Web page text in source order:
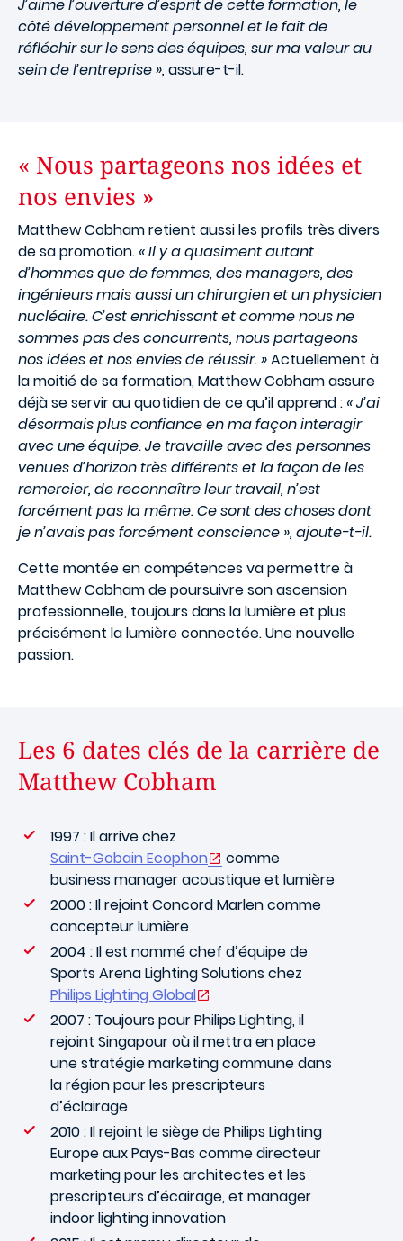
J’aime l’ouverture d’esprit de cette formation, le
côté développement personnel et le fait de
réfléchir sur le sens des équipes, sur ma valeur au
sein de l’entreprise », assure-t-il.
« Nous partageons nos idées et
nos envies »
Matthew Cobham retient aussi les profils très divers
de sa promotion.« Il y a quasiment autant
d’hommes que de femmes, des managers, des
ingénieurs mais aussi un chirurgien et un physicien
nucléaire. C’est enrichissant et comme nous ne
sommes pas des concurrents, nous partageons
nos idées et nos envies de réussir. »Actuellement à
la moitié de sa formation, Matthew Cobham assure
déjà se servir au quotidien de ce qu’il apprend :« J’ai
désormais plus confiance en ma façon interagir
avec une équipe. Je travaille avec des personnes
venues d’horizon très différents et la façon de les
remercier, de reconnaître leur travail, n’est
forcément pas la même. Ce sont des choses dont
je n’avais pas forcément conscience », ajoute-t-il.
Cette montée en compétences va permettre à
Matthew Cobham de poursuivre son ascension
professionnelle, toujours dans la lumière et plus
précisément la lumière connectée. Une nouvelle
passion.
Les 6 dates clés de la carrière de
Matthew Cobham
1997 : Il arrive chez
Saint-Gobain Ecophon
comme
business manager acoustique et lumière
2000 : Il rejoint Concord Marlen comme
concepteur lumière
2004 : Il est nommé chef d’équipe de
Sports Arena Lighting Solutions chez
Philips Lighting Global
2007 : Toujours pour Philips Lighting, il
rejoint Singapour où il mettra en place
une stratégie marketing commune dans
la région pour les prescripteurs
d’éclairage
2010 : Il rejoint le siège de Philips Lighting
Europe aux Pays-Bas comme directeur
marketing pour les architectes et les
prescripteurs d’écairage, et manager
indoor lighting innovation